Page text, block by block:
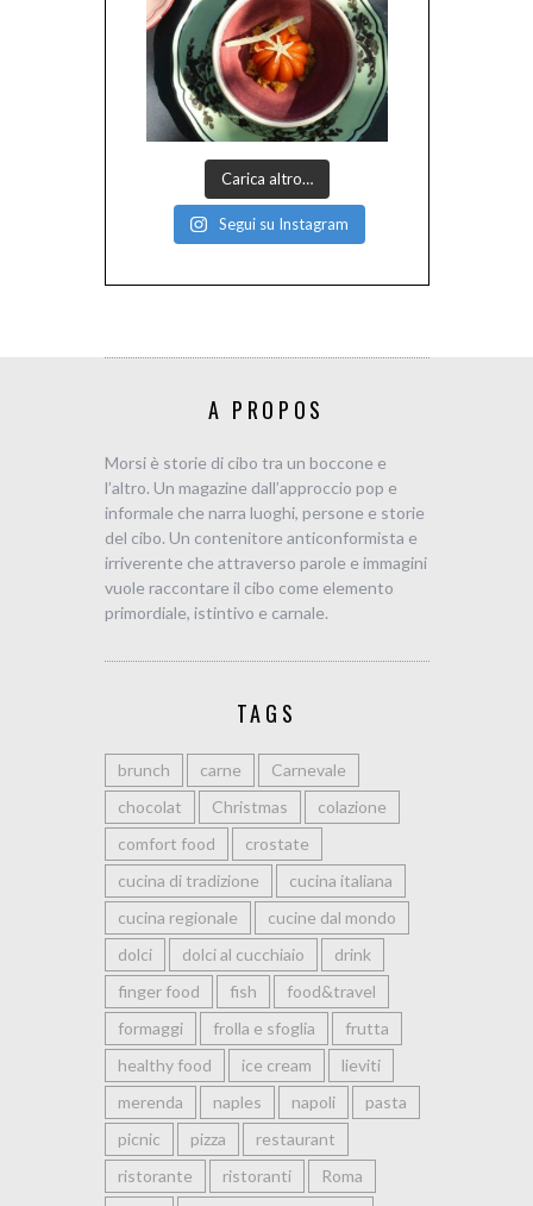
Carica altro…
Segui su Instagram
A PROPOS
Morsi è storie di cibo tra un boccone e
l’altro. Un magazine dall’approccio pop e
informale che narra luoghi, persone e storie
del cibo. Un contenitore anticonformista e
irriverente che attraverso parole e immagini
vuole raccontare il cibo come elemento
primordiale, istintivo e carnale.
TAGS
brunch carne
Carnevale
chocolat
Christmas
colazione
comfort food
crostate
cucina di tradizione
cucina italiana
cucina regionale
cucine dal mondo
dolci
dolci al cucchiaio
drink
finger food
fish
food&travel
formaggi
frolla e sfoglia
frutta
healthy food
ice cream
lieviti
merenda
naples napoli
pasta
picnic
pizza
restaurant
ristorante
ristoranti
Roma